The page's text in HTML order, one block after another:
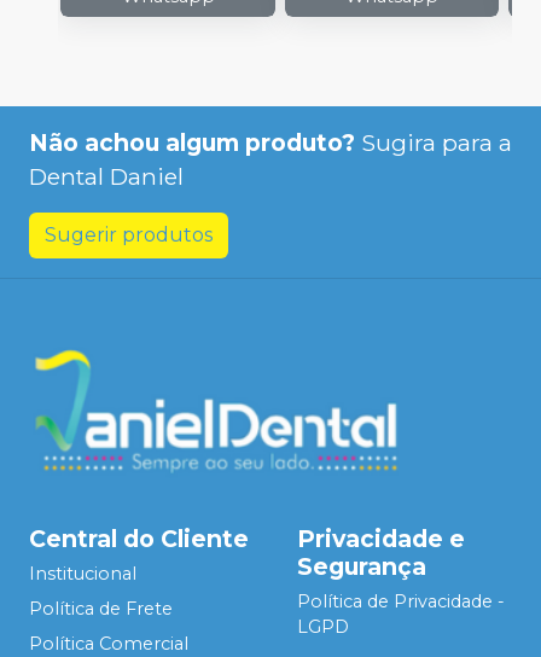
Não achou algum produto? Sugira para a
Dental Daniel
Sugerir produtos
Central do Cliente
Institucional
Política de Frete
Política Comercial
Privacidade e
Segurança
Política de Privacidade -
LGPD